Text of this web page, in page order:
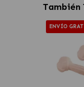
También
ENVÍO